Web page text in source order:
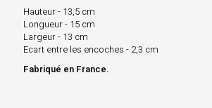
Hauteur - 13,5 cm
Longueur - 15 cm
Largeur - 13 cm
Ecart entre les encoches - 2,3 cm
Fabriqué en France.